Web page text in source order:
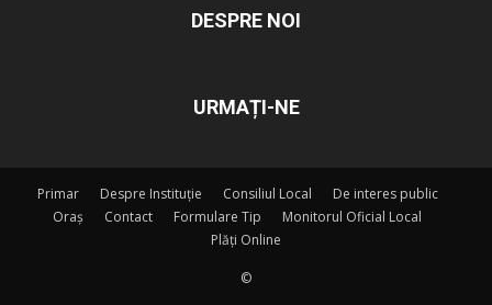
DESPRE NOI
URMAȚI-NE
Primar Despre Instituție Consiliul Local
De interes public
Oraș
Contact Formulare Tip
Monitorul Oficial Local
Plăți Online
©